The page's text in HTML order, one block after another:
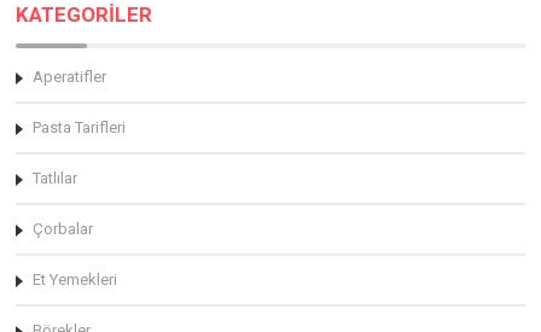
KATEGORİLER
Aperatifler
Pasta Tarifleri
Tatlılar
Çorbalar
Et Yemekleri